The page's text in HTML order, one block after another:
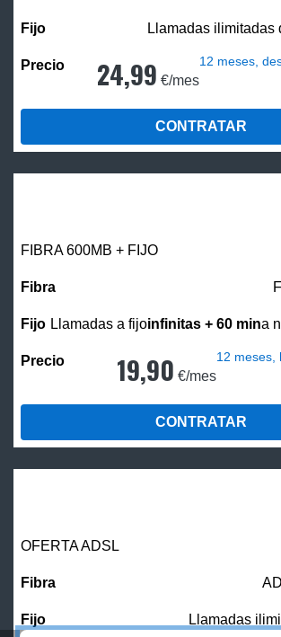
Llamadas ilimitadas
24,99 €/mes
12 meses,
CONTRATAR
FIBRA 600MB + FIJO
Llamadas a fijoinfinitas + 60 mina
19,90 €/mes
12 meses,
CONTRATAR
OFERTA ADSL
Llamadas